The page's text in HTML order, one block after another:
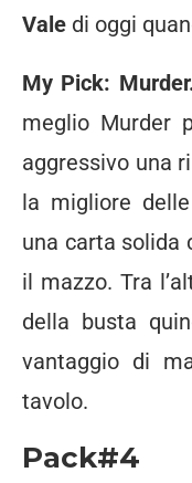
Vale di oggi
My Pick:
meglio Murder
aggressivo una
la migliore
una carta solida
il mazzo. Tra
della busta
vantaggio di
tavolo.
Pack#4